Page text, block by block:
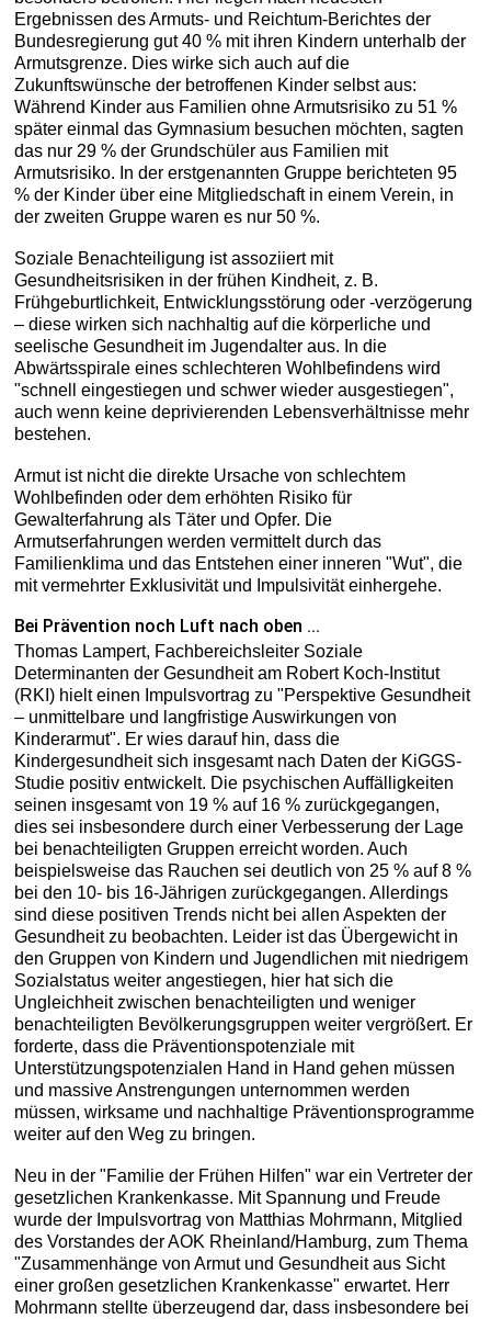
Ergebnissen des Armuts- und Reichtum-Berichtes der
Bundesregierung gut 40 % mit ihren Kindern unterhalb der
Armutsgrenze. Dies wirke sich auch auf die
Zukunftswünsche der betroffenen Kinder selbst aus:
Während Kinder aus Familien ohne Armutsrisiko zu 51 %
später einmal das Gymnasium besuchen möchten, sagten
das nur 29 % der Grundschüler aus Familien mit
Armutsrisiko. In der erstgenannten Gruppe berichteten 95
% der Kinder über eine Mitgliedschaft in einem Verein, in
der zweiten Gruppe waren es nur 50 %.
Soziale Benachteiligung ist assoziiert mit
Gesundheitsrisiken in der frühen Kindheit, z. B.
Frühgeburtlichkeit, Entwicklungsstörung oder -verzögerung
– diese wirken sich nachhaltig auf die körperliche und
seelische Gesundheit im Jugendalter aus. In die
Abwärtsspirale eines schlechteren Wohlbefindens wird
"schnell eingestiegen und schwer wieder ausgestiegen",
auch wenn keine deprivierenden Lebensverhältnisse mehr
bestehen.
Armut ist nicht die direkte Ursache von schlechtem
Wohlbefinden oder dem erhöhten Risiko für
Gewalterfahrung als Täter und Opfer. Die
Armutserfahrungen werden vermittelt durch das
Familienklima und das Entstehen einer inneren "Wut", die
mit vermehrter Exklusivität und Impulsivität einhergehe.
Bei Prävention noch Luft nach oben ...
Thomas Lampert, Fachbereichsleiter Soziale
Determinanten der Gesundheit am Robert Koch-Institut
(RKI) hielt einen Impulsvortrag zu "Perspektive Gesundheit
– unmittelbare und langfristige Auswirkungen von
Kinderarmut". Er wies darauf hin, dass die
Kindergesundheit sich insgesamt nach Daten der KiGGS-
Studie positiv entwickelt. Die psychischen Auffälligkeiten
seinen insgesamt von 19 % auf 16 % zurückgegangen,
dies sei insbesondere durch einer Verbesserung der Lage
bei benachteiligten Gruppen erreicht worden. Auch
beispielsweise das Rauchen sei deutlich von 25 % auf 8 %
bei den 10- bis 16-Jährigen zurückgegangen. Allerdings
sind diese positiven Trends nicht bei allen Aspekten der
Gesundheit zu beobachten. Leider ist das Übergewicht in
den Gruppen von Kindern und Jugendlichen mit niedrigem
Sozialstatus weiter angestiegen, hier hat sich die
Ungleichheit zwischen benachteiligten und weniger
benachteiligten Bevölkerungsgruppen weiter vergrößert. Er
forderte, dass die Präventionspotenziale mit
Unterstützungspotenzialen Hand in Hand gehen müssen
und massive Anstrengungen unternommen werden
müssen, wirksame und nachhaltige Präventionsprogramme
weiter auf den Weg zu bringen.
Neu in der "Familie der Frühen Hilfen" war ein Vertreter der
gesetzlichen Krankenkasse. Mit Spannung und Freude
wurde der Impulsvortrag von Matthias Mohrmann, Mitglied
des Vorstandes der AOK Rheinland/Hamburg, zum Thema
"Zusammenhänge von Armut und Gesundheit aus Sicht
einer großen gesetzlichen Krankenkasse" erwartet. Herr
Mohrmann stellte überzeugend dar, dass insbesondere bei